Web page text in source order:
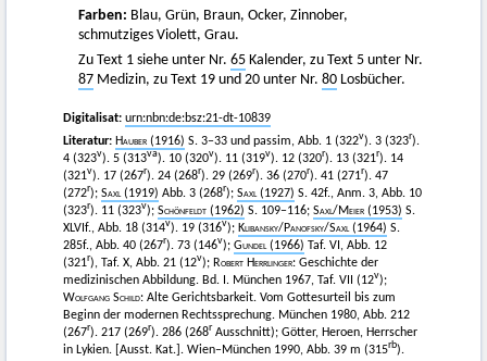
Farben: Blau, Grün, Braun, Ocker, Zinnober,
schmutziges Violett, Grau.
Zu Text 1 siehe unter Nr. 65 Kalender, zu Text 5 unter Nr.
87 Medizin, zu Text 19 und 20 unter Nr. 80 Losbücher.
Digitalisat: urn:nbn:de:bsz:21-dt-10839
Literatur: Hauber (1916) S. 3–33 und passim, Abb. 1 (322v). 3 (323r).
4 (323v). 5 (313va). 10 (320v). 11 (319v). 12 (320r). 13 (321r). 14
(321v). 17 (267r). 24 (268r). 29 (269r). 36 (270r). 41 (271r). 47
(272r); Saxl(1919) Abb. 3 (268r); Saxl(1927) S. 42f., Anm. 3, Abb. 10
(323r). 11 (323v); Schönfeldt (1962) S. 109–116; Saxl/Meier (1953) S.
XLVIf., Abb. 18 (314v). 19 (316v); Klibansky/ Panofsky/Saxl(1964) S.
285f., Abb. 40 (267r). 73 (146v); Gundel(1966) Taf. VI, Abb. 12
(321r), Taf. X, Abb. 21 (12v); Robert Herrlinger: Geschichte der
medizinischen Abbildung. Bd. I. München 1967, Taf. VII (12v);
Wolfgang Schild: Alte Gerichtsbarkeit. Vom Gottesurteil bis zum
Beginn der modernen Rechtssprechung. München 1980, Abb. 212
(267r). 217 (269r). 286 (268r Ausschnitt); Götter, Heroen, Herrscher
in Lykien. [Ausst. Kat.]. Wien–München 1990, Abb. 39 m (315rb).